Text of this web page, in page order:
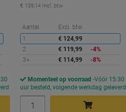
Korting
€ 139,14 Incl. btw
Aantal Excl. btw
1
€ 124,99
2
€ 119,99
-4%
3+
€ 114,99 -8%
Momenteel op voorraad Vóór 15:30
uur besteld, volgende werkdag geleverd